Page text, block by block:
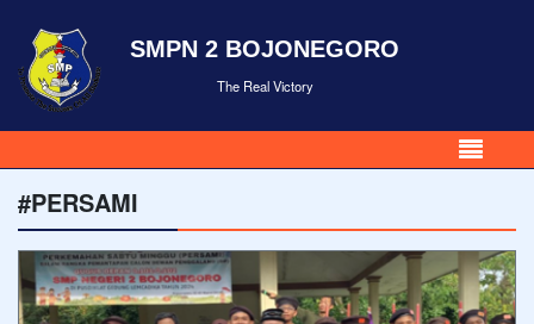
SMPN 2 BOJONEGORO
The Real Victory
#PERSAMI